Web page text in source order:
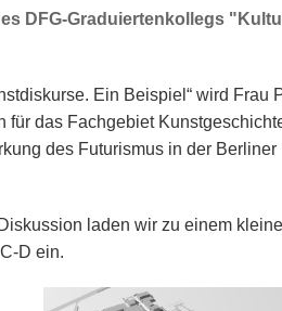
DFG-Graduiertenkollegs
Ein Beispiel“ wird Frau
für das Fachgebiet
des Futurismus in der Berliner
laden wir zu einem
D ein.